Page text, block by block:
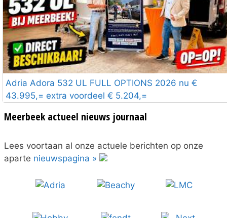
Adria Adora 532 UL FULL OPTIONS 2026 nu €
43.995,= extra voordeel € 5.204,=
Meerbeek actueel nieuws journaal
Lees voortaan al onze actuele berichten op onze
aparte nieuwspagina »